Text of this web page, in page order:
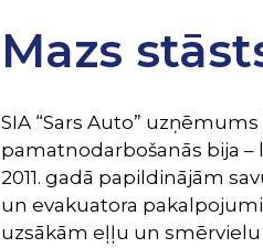
Mazs
SIA “Sars Auto”
pamatnodarbošanās bija
2011. gadā papildinājām
un evakuatora
uzsākām eļļu un